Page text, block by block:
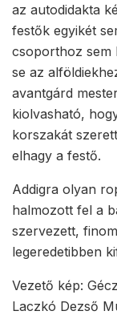
az autodidakta
festők egyikét
csoporthoz sem
se az
avantgárd
kiolvasható,
korszakát
elhagy a festő.
Addigra olyan
halmozott fel a
szervezett,
legeredetibben
Vezető kép:
Laczkó Dezső